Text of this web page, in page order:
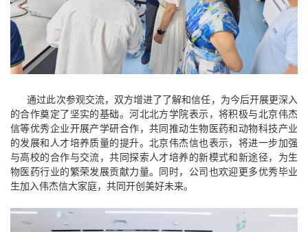
通过此次参观交流，双方增进了了解和信任，为今后开展更深入
的合作奠定了坚实的基础。河北北方学院表示，将积极与北京伟杰
信等优秀企业开展产学研合作，共同推动生物医药和动物科技产业
的发展和人才培养质量的提升。北京伟杰信也表示，将进一步加强
与高校的合作与交流，共同探索人才培养的新模式和新途径，为生
物医药行业的繁荣发展贡献力量。同时，公司也欢迎更多优秀毕业
生加入伟杰信大家庭，共同开创美好未来。